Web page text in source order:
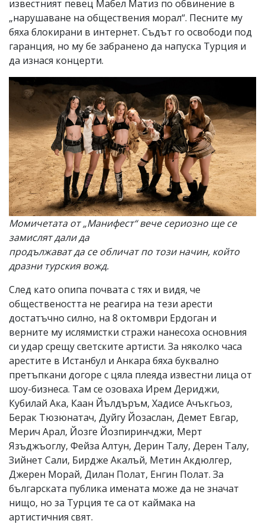
известният певец Мабел Матиз по обвинение в
„нарушаване на обществения морал“. Песните му
бяха блокирани в интернет. Съдът го освободи под
гаранция, но му бе забранено да напуска Турция и
да изнася концерти.
Момичетата от „Манифест“ вече сериозно ще се
замислят дали да
продължават да се обличат по този начин, който
дразни турския вожд.
След като опипа почвата с тях и видя, че
обществеността не реагира на тези арести
достатъчно силно, на 8 октомври Ердоган и
верните му ислямистки стражи нанесоха основния
си удар срещу светските артисти. За няколко часа
арестите в Истанбул и Анкара бяха буквално
претъпкани догоре с цяла плеяда известни лица от
шоу-бизнеса. Там се озоваха Ирем Дериджи,
Кубилай Ака, Каан Йълдъръм, Хадисе Ачъкгьоз,
Берак Тюзюнатач, Дуйгу Йозаслан, Демет Евгар,
Мерич Арал, Йозге Йозпиринчджи, Мерт
Язъджъоглу, Фейза Алтун, Дерин Талу, Дерен Талу,
Зийнет Сали, Бирдже Акалъй, Метин Акдюлгер,
Джерен Морай, Дилан Полат, Енгин Полат. За
българската публика имената може да не значат
нищо, но за Турция те са от каймака на
артистичния свят.